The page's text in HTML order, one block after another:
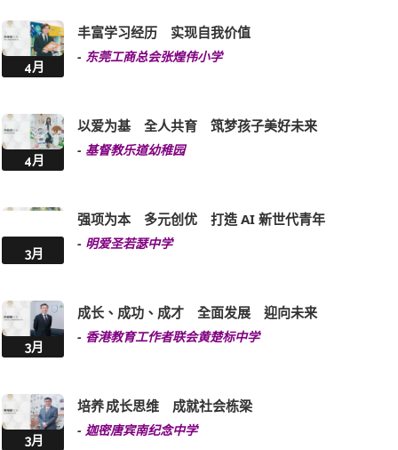
4月
丰富学习经历 实现自我价值
- 东莞工商总会张煌伟小学
4月
以爱为基 全人共育 筑梦孩子美好未来
- 基督教乐道幼稚园
3月
强项为本 多元创优 打造 AI 新世代青年
- 明爱圣若瑟中学
3月
成长、成功、成才 全面发展 迎向未来
- 香港教育工作者联会黄楚标中学
3月
培养 成长思维 成就社会栋梁
- 迦密唐宾南纪念中学